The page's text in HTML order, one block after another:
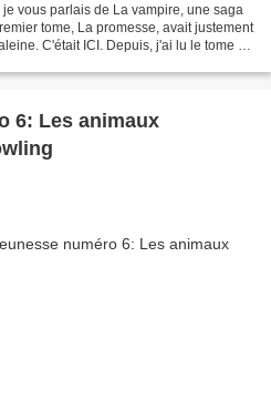
vous parlais de La vampire, une saga
tome, La promesse, avait justement
C'était ICI. Depuis, j'ai lu le tome 2
6: Les animaux